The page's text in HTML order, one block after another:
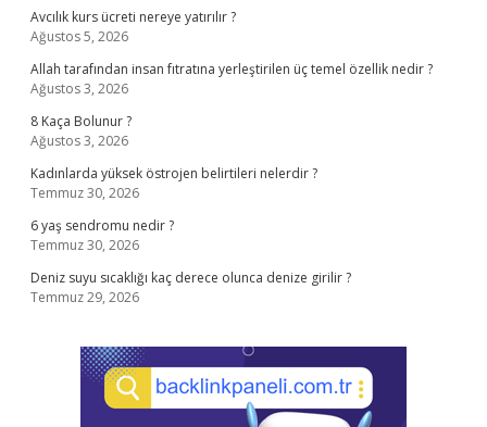
Avcılık kurs ücreti nereye yatırılır ?
Ağustos 5, 2026
Allah tarafından insan fıtratına yerleştirilen üç temel özellik nedir ?
Ağustos 3, 2026
8 Kaça Bolunur ?
Ağustos 3, 2026
Kadınlarda yüksek östrojen belirtileri nelerdir ?
Temmuz 30, 2026
6 yaş sendromu nedir ?
Temmuz 30, 2026
Deniz suyu sıcaklığı kaç derece olunca denize girilir ?
Temmuz 29, 2026